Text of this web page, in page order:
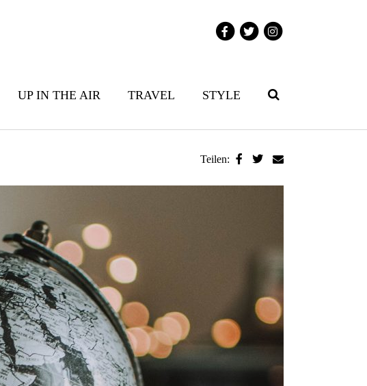
UP IN THE AIR TRAVEL STYLE
Teilen: